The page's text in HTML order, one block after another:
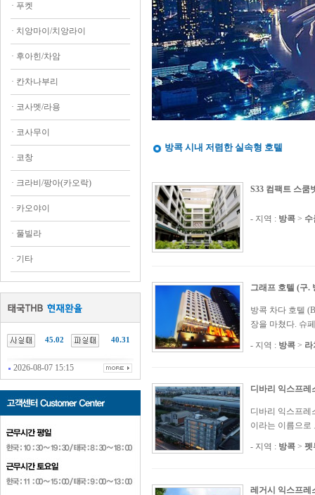
· 푸켓
· 치앙마이/치앙라이
· 후아힌/차암
· 칸차나부리
· 코사멧/라용
· 코사무이
· 코창
· 크라비/팡아(카오락)
· 카오야이
· 풀빌라
· 기타
45.02 40.31
2026-08-07 15:15
방콕 시내 저렴한 실속형 호텔
S33 컴팩트 스쿰
- 지역 : 방콕 > 수
그래프 호텔 (구.
방콕 차다 호텔
장을 마쳤다. 슈
- 지역 : 방콕 > 라
디바리 익스프레
디바리 익스프레
이라는 이름으
- 지역 : 방콕 > 펫
레거시 익스프레